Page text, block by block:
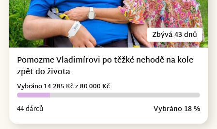
Zbývá 43 dnů
Pomozme Vladimírovi po těžké nehodě na kole
zpět do života
44 dárců Vybráno 18 %
Vybráno 14 285 Kč z 80 000 Kč